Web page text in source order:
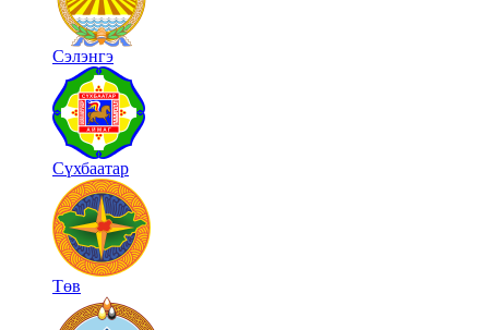
Сэлэнгэ
Сүхбаатар
Төв